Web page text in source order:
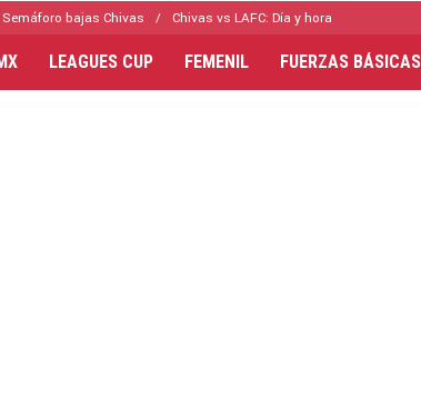
Semáforo bajas Chivas Chivas vs LAFC: Día y hora
LEAGUES CUP FEMENIL FUERZAS BÁSICAS